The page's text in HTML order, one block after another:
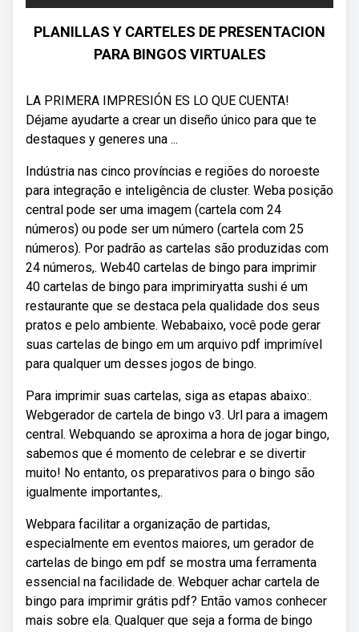
PLANILLAS Y CARTELES DE PRESENTACION
PARA BINGOS VIRTUALES
LA PRIMERA IMPRESIÓN ES LO QUE CUENTA!
Déjame ayudarte a crear un diseño único para que te
destaques y generes una ...
Indústria nas cinco províncias e regiões do noroeste
para integração e inteligência de cluster. Weba posição
central pode ser uma imagem (cartela com 24
números) ou pode ser um número (cartela com 25
números). Por padrão as cartelas são produzidas com
24 números,. Web40 cartelas de bingo para imprimir
40 cartelas de bingo para imprimiryatta sushi é um
restaurante que se destaca pela qualidade dos seus
pratos e pelo ambiente. Webabaixo, você pode gerar
suas cartelas de bingo em um arquivo pdf imprimível
para qualquer um desses jogos de bingo.
Para imprimir suas cartelas, siga as etapas abaixo:.
Webgerador de cartela de bingo v3. Url para a imagem
central. Webquando se aproxima a hora de jogar bingo,
sabemos que é momento de celebrar e se divertir
muito! No entanto, os preparativos para o bingo são
igualmente importantes,.
Webpara facilitar a organização de partidas,
especialmente em eventos maiores, um gerador de
cartelas de bingo em pdf se mostra uma ferramenta
essencial na facilidade de. Webquer achar cartela de
bingo para imprimir grátis pdf? Então vamos conhecer
mais sobre ela. Qualquer que seja a forma de bingo